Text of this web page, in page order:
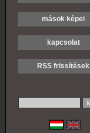
mások képei
kapcsolat
RSS frissítések